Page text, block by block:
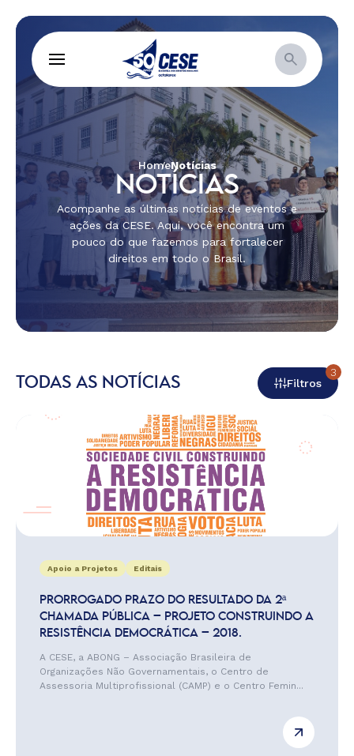
HomeNotícias
NOTÍCIAS
Acompanhe as últimas notícias de eventos e
ações da CESE. Aqui, você encontra um
pouco do que fazemos para fortalecer
direitos em todo o Brasil.
TODAS AS NOTÍCIAS Filtros
3
Apoio a Projetos Editais
PRORROGADO PRAZO DO RESULTADO DA 2ª
CHAMADA PÚBLICA – PROJETO CONSTRUINDO A
RESISTÊNCIA DEMOCRÁTICA – 2018.
A CESE, a ABONG – Associação Brasileira de
Organizações Não Governamentais, o Centro de
Assessoria Multiprofissional (CAMP) e o Centro Femin...